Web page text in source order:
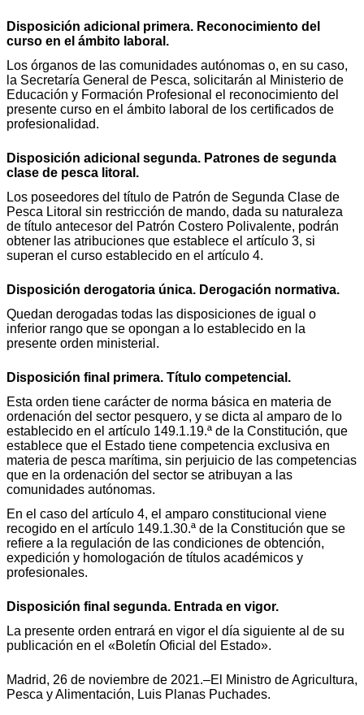
Disposición adicional primera. Reconocimiento del
curso en el ámbito laboral.
Los órganos de las comunidades autónomas o, en su caso,
la Secretaría General de Pesca, solicitarán al Ministerio de
Educación y Formación Profesional el reconocimiento del
presente curso en el ámbito laboral de los certificados de
profesionalidad.
Disposición adicional segunda. Patrones de segunda
clase de pesca litoral.
Los poseedores del título de Patrón de Segunda Clase de
Pesca Litoral sin restricción de mando, dada su naturaleza
de título antecesor del Patrón Costero Polivalente, podrán
obtener las atribuciones que establece el artículo 3, si
superan el curso establecido en el artículo 4.
Disposición derogatoria única. Derogación normativa.
Quedan derogadas todas las disposiciones de igual o
inferior rango que se opongan a lo establecido en la
presente orden ministerial.
Disposición final primera. Título competencial.
Esta orden tiene carácter de norma básica en materia de
ordenación del sector pesquero, y se dicta al amparo de lo
establecido en el artículo 149.1.19.ª de la Constitución, que
establece que el Estado tiene competencia exclusiva en
materia de pesca marítima, sin perjuicio de las competencias
que en la ordenación del sector se atribuyan a las
comunidades autónomas.
En el caso del artículo 4, el amparo constitucional viene
recogido en el artículo 149.1.30.ª de la Constitución que se
refiere a la regulación de las condiciones de obtención,
expedición y homologación de títulos académicos y
profesionales.
Disposición final segunda. Entrada en vigor.
La presente orden entrará en vigor el día siguiente al de su
publicación en el «Boletín Oficial del Estado».
Madrid, 26 de noviembre de 2021.–El Ministro de Agricultura,
Pesca y Alimentación, Luis Planas Puchades.